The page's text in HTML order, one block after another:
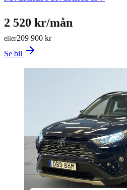
209 900 kr
eller
2 520 kr/mån
Se bil